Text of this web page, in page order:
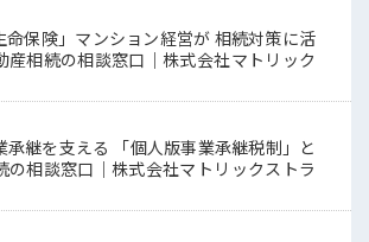
命保険」マンション経営が 相続対策に活
産相続の相談窓口｜株式会社マトリック
承継を支える 「個人版事業承継税制」と
の相談窓口｜株式会社マトリックストラ